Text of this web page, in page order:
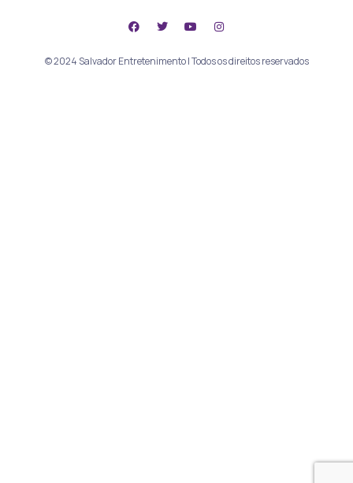
© 2024 Salvador Entretenimento | Todos os direitos reservados